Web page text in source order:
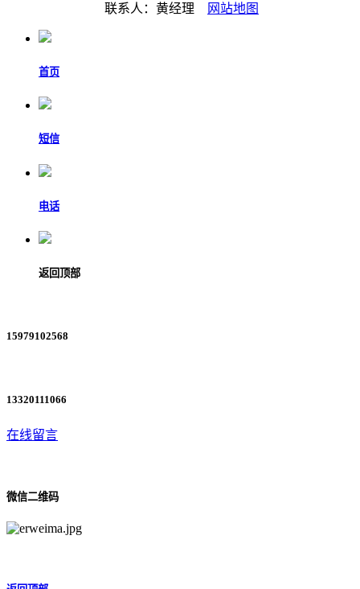
联系人：黄经理 网站地图
首页
短信
电话
返回顶部
15979102568
13320111066
在线留言
微信二维码